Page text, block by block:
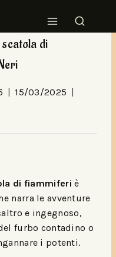
di
15/03/2025
di fiammiferi è
narra le avventure
e ingegnoso,
furbo contadino o
i potenti.